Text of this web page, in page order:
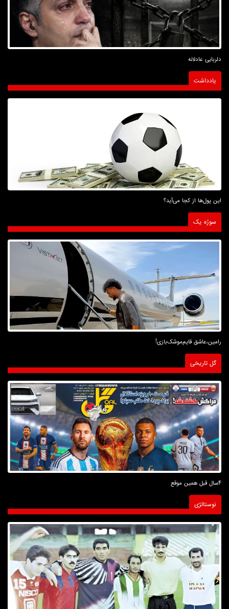
دلربایی عادلانه
یادداشت
این پول‌ها از کجا می‌آید؟
سوژه یک
رامین،عاشق قایم‌موشک‌بازی!
گل تاریخی
4سال قبل همین موقع
نوستالژی